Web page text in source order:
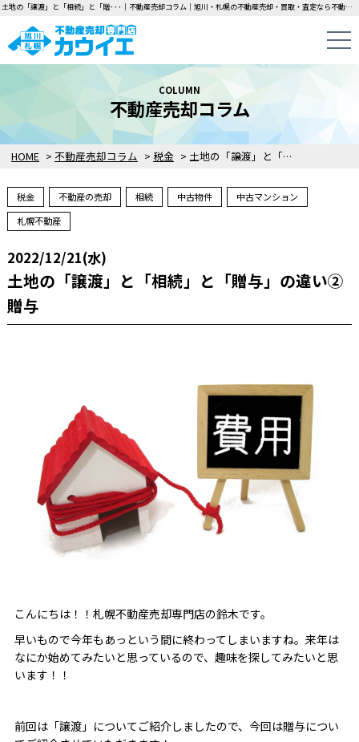
土地の「譲渡」と「相続」と「贈･･･｜不動産売却コラム｜旭川・札幌の不動産売却・買取・査定なら不動産売却専門店カウイエにお任せください！中古一戸建て・マンション・土地の即日無料査定・即金買取を行っています！
HOME > 不動産売却コラム > 税金 > 土地の「譲渡」と「相続」と「贈与」の違い②贈与
COLUMN
不動産売却コラム
税金 不動産の売却 相続 中古物件
中古マンション
札幌不動産
2022/12/21(水)
土地の「譲渡」と「相続」と「贈与」の違い②
贈与
こんにちは！！札幌不動産売却専門店の鈴木です。
早いもので今年もあっという間に終わってしまいますね。来年は
なにか始めてみたいと思っているので、趣味を探してみたいと思
います！！
前回は「譲渡」についてご紹介しましたので、今回は贈与につい